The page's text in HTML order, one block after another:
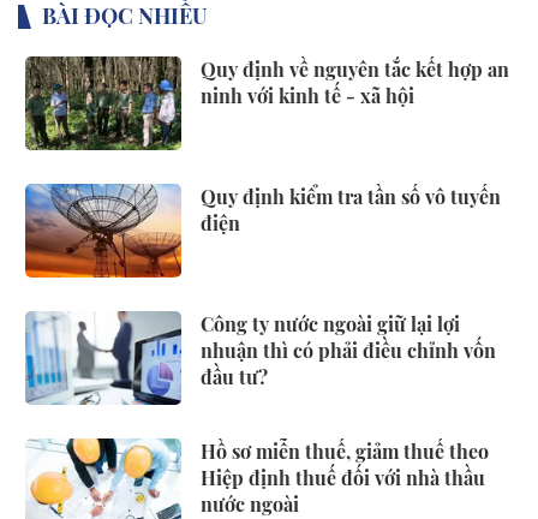
BÀI ĐỌC NHIỀU
Quy định về nguyên tắc kết hợp an
ninh với kinh tế - xã hội
Quy định kiểm tra tần số vô tuyến
điện
Công ty nước ngoài giữ lại lợi
nhuận thì có phải điều chỉnh vốn
đầu tư?
Hồ sơ miễn thuế, giảm thuế theo
Hiệp định thuế đối với nhà thầu
nước ngoài